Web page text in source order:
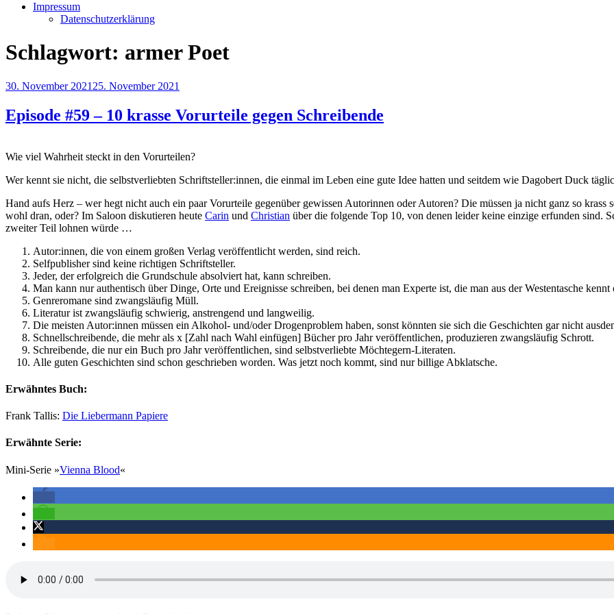
Impressum
Datenschutzerklärung
Schlagwort: armer Poet
Veröffentlicht
30. November 2021 25. November 2021
Episode #59 – 10 krasse Vorurteile gegen Schreibende
Wie viel Wahrheit steckt in den Vorurteilen?
Wer kennt sie nicht, die selbstverliebten Schriftsteller:innen, die einmal im Leben eine gute Idee hatten und seitdem wie Dagobert Duck
Hand aufs Herz – wer hegt nicht auch ein paar Vorurteile gegenüber gewissen Autorinnen oder Autoren? Die müssen ja nicht ganz so krass
wohl dran, oder? Im Saloon diskutieren heute Carin und Christian über die folgende Top 10, von denen leider keine einzige erfunden sind.
zweiter Teil lohnen würde …
Autor:innen, die von einem großen Verlag veröffentlicht werden, sind reich.
Selfpublisher sind keine richtigen Schriftsteller.
Jeder, der erfolgreich die Grundschule absolviert hat, kann schreiben.
Man kann nur authentisch über Dinge, Orte und Ereignisse schreiben, bei denen man Experte ist, die man aus der Westentasche
Genreromane sind zwangsläufig Müll.
Literatur ist zwangsläufig schwierig, anstrengend und langweilig.
Die meisten Autor:innen müssen ein Alkohol- und/oder Drogenproblem haben, sonst könnten sie sich die Geschichten gar nicht
Schnellschreibende, die mehr als x [Zahl nach Wahl einfügen] Bücher pro Jahr veröffentlichen, produzieren zwangsläufig Schrott.
Schreibende, die nur ein Buch pro Jahr veröffentlichen, sind selbstverliebte Möchtegern-Literaten.
Alle guten Geschichten sind schon geschrieben worden. Was jetzt noch kommt, sind nur billige Abklatsche.
Erwähntes Buch:
Frank Tallis: Die Liebermann Papiere
Erwähnte Serie:
Mini-Serie »Vienna Blood«